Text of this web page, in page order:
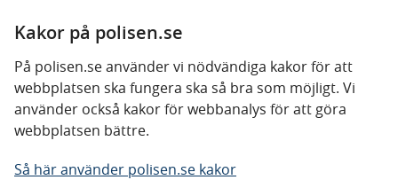
Kakor på polisen.se
På polisen.se använder vi nödvändiga kakor för att
webbplatsen ska fungera ska så bra som möjligt. Vi
använder också kakor för webbanalys för att göra
webbplatsen bättre.
Så här använder polisen.se kakor